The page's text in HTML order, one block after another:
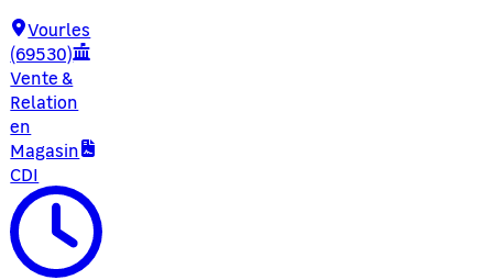
Vourles
(69530)
Vente &
Relation
en
Magasin
CDI